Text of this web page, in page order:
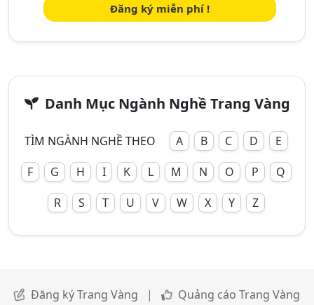
Đăng ký miễn phí !
Danh Mục Ngành Nghề Trang Vàng
TÌM NGÀNH NGHỀ THEO A B C D
E
F
G H I K L M N O P
Q
R
S T U V W X Y Z
Đăng ký Trang Vàng | Quảng cáo Trang Vàng